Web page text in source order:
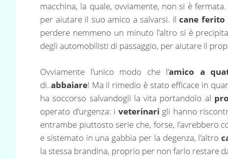
macchina, la quale, ovviamente, non si è fermata.
per aiutare il suo amico a salvarsi. Ilcane ferito
perdere nemmeno un minuto l’altro si è
degli automobilisti di passaggio, per aiutare il
Ovviamente l’unico modo che l’amico a
di..abbaiare! Ma il rimedio è stato efficace in
ha soccorso salvandogli la vita portandolo al
operato d’urgenza: i veterinari gli hanno
entrambe piuttosto serie che, forse, l’avrebbero
e sistemato in una gabbia per la degenza, l’altro
la stessa brandina, proprio per non farlo restare